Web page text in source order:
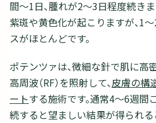
間～1日、腫れが2～3日程度続き
紫斑や黄色化が起こりますが、1
スがほとんどです。
ポテンツァは、微細な針で肌に高
高周波（RF）を照射して、皮膚の構
ートする施術です。通常4～6週間
続すると望ましい結果が得られる